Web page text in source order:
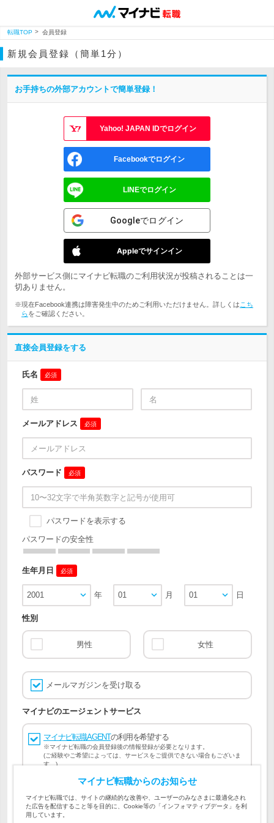
転職TOP 会員登録
新規会員登録（簡単1分）
お手持ちの外部アカウントで簡単登録！
Yahoo! JAPAN IDでログイン
Facebookでログイン
LINEでログイン
Googleでログイン
Appleでサインイン
外部サービス側にマイナビ転職のご利用状況が投稿されることは一
切ありません。
※現在Facebook連携は障害発生中のためご利用いただけません。詳しくは こち
らをご確認ください。
直接会員登録をする
氏名 必須
メールアドレス 必須
パスワード 必須
パスワードを表示する
パスワードの安全性
生年月日 必須
2001 年 01 月 01 日
性別
男性 女性
メールマガジンを受け取る
マイナビのエージェントサービス
マイナビ転職AGENTの利用を希望する
※マイナビ転職の会員登録後の情報登録が必要となります。
(ご経験やご希望によっては、サービスをご提供できない場合もございま
す。)
会員登録には マイナビ転職 会員規約
マイナビ転職AGENT
会員規約、マイナビ転職AGENT 個人情報の取り扱い および
個人情報の取り扱い
マイナビ転職からのお知らせ
マイナビ転職では、サイトの継続的な改善や、ユーザーのみなさまに最適化され
た広告を配信すること等を目的に、Cookie等の「インフォマティブデータ」を利
用しています。